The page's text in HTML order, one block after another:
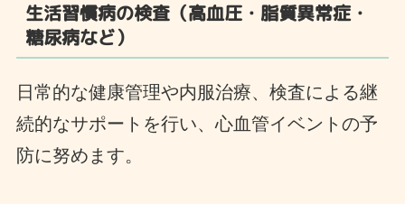
生活習慣病の検査（高血圧・脂質異常症・
糖尿病など）
日常的な健康管理や内服治療、検査による継
続的なサポートを行い、心血管イベントの予
防に努めます。